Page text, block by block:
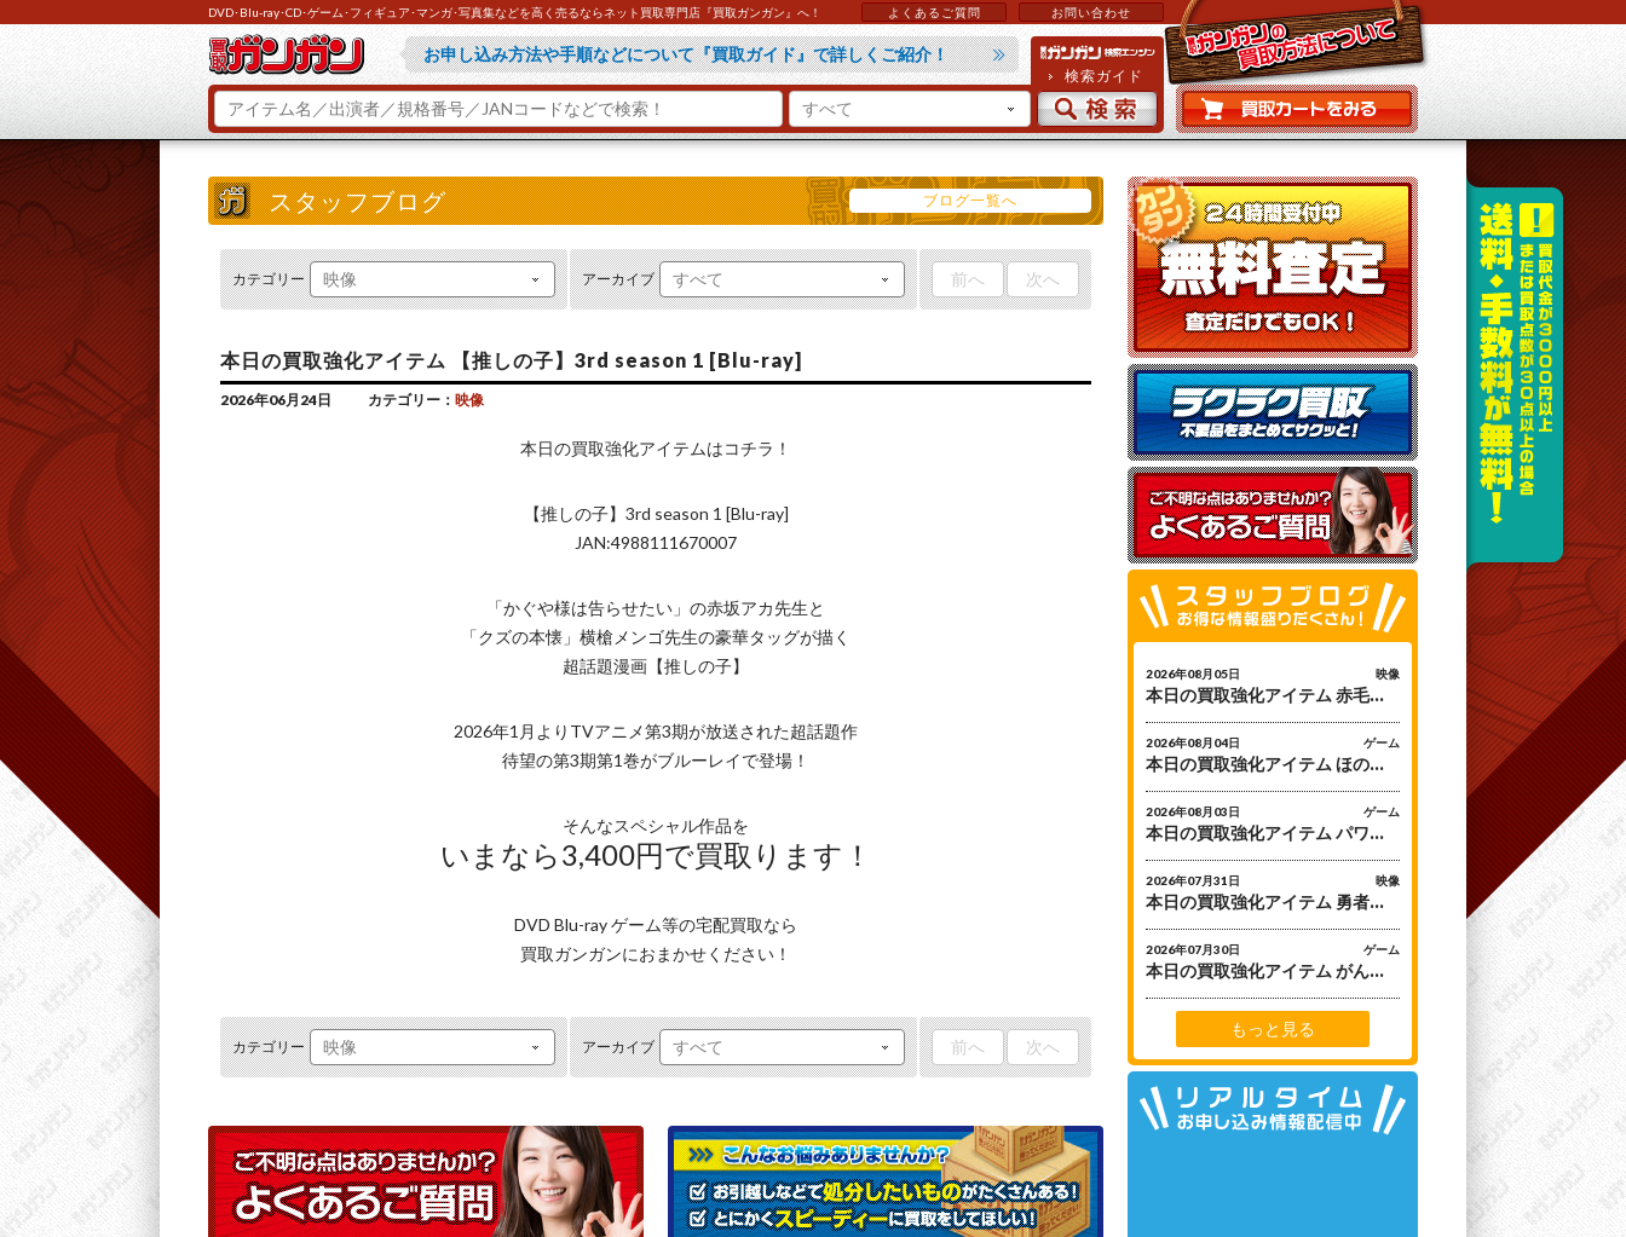
DVD･Blu-ray･CD･ゲーム･フィギュア･マンガ･写真集などを高く売るならネット買取専門店『買取ガンガン』へ！
スタッフブログ ブログ一覧へ
カテゴリー アーカイブ 前へ 次へ
本日の買取強化アイテム 【推しの子】3rd season 1 [Blu-ray]
2026年06月24日 カテゴリー： 映像
本日の買取強化アイテムはコチラ！
【推しの子】3rd season 1 [Blu-ray]
JAN:4988111670007
「かぐや様は告らせたい」の赤坂アカ先生と
「クズの本懐」横槍メンゴ先生の豪華タッグが描く
超話題漫画【推しの子】
2026年1月よりTVアニメ第3期が放送された超話題作
待望の第3期第1巻がブルーレイで登場！
そんなスペシャル作品を
いまなら3,400円で買取ります！
DVD Blu-ray ゲーム等の宅配買取なら
買取ガンガンにおまかせください！
カテゴリー アーカイブ 前へ 次へ
2026年08月05日
本日の買取強化アイテム 赤毛のアン Blu-rayボックス
映像
2026年08月04日
本日の買取強化アイテム ほの暮しの庭 [Nintendo Switch2]
ゲーム
2026年08月03日
本日の買取強化アイテム パワフルプロ野球2026-2027 [Nintendo Switch]
ゲーム
2026年07月31日
本日の買取強化アイテム 勇者シリーズ35周年記念「伝説の勇者ダ・ガーン」Blu-ray BOXⅡ
映像
2026年07月30日
本日の買取強化アイテム がんばれゴエモン大集合! [Nintendo Switch]
ゲーム
もっと見る
よくあるご質問 お問い合わせ
買取ガンガンが選ばれている理由『その秘密』をご紹介しますっ！
お申し込み方法や手順などについて『買取ガイド』で詳しくご紹介！
とにかくお急ぎの方は『ラクラク買取』がオススメですっ！
ご不明な点があれば『よくあるご質問』をご覧ください！
検索ガイド